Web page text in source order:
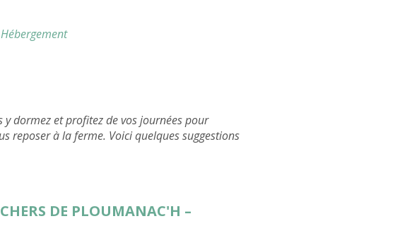
dormez et profitez de vos journées pour
reposer à la ferme. Voici quelques suggestions
DE PLOUMANAC'H –